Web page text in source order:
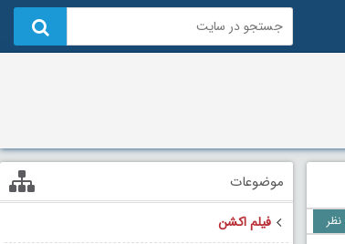
موضوعات
فیلم اکشن